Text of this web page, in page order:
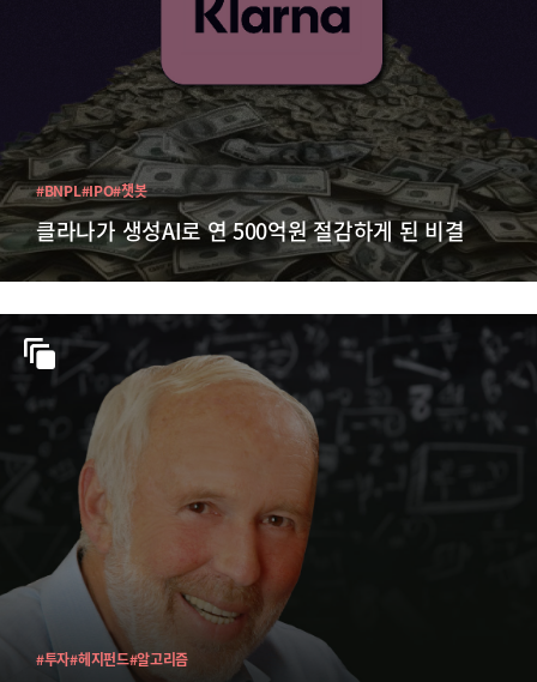
클라나가 생성AI로 연 500억원 절감하게 된 비결
#BNPL#IPO#챗봇
#투자#헤지펀드#알고리즘